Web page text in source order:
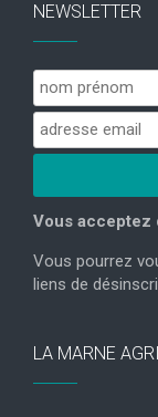
NEWSLETTER
Vous acceptez
Vous pourrez
liens de
LA MARNE